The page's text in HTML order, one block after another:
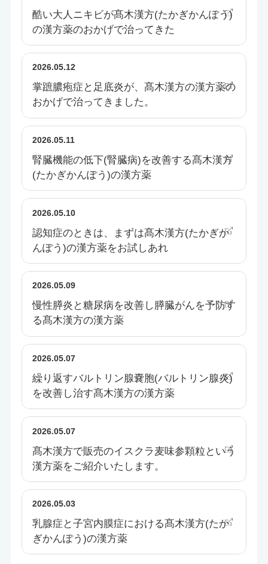
酷い大人ニキビが髙木漢方(たかぎかんぽう)
の漢方薬のおかげで治ってきた
2026.05.12
掌蹠膿疱症と足底炎が、髙木漢方の漢方薬の
おかげで治ってきました。
2026.05.11
腎臓機能の低下(腎臓病)を改善する髙木漢方
(たかぎかんぽう)の漢方薬
2026.05.10
認知症のときは、まずは髙木漢方(たかぎか
んぽう)の漢方薬をお試しあれ
2026.05.09
慢性膵炎と糖尿病を改善し膵臓がんを予防す
る髙木漢方の漢方薬
2026.05.07
繰り返すバルトリン腺嚢胞(バルトリン腺炎)
を改善し治す髙木漢方の漢方薬
2026.05.07
髙木漢方で販売のイスクラ麦味参顆粒という
漢方薬をご紹介いたします。
2026.05.03
乳腺症と子宮内膜症における髙木漢方(たか
ぎかんぽう)の漢方薬